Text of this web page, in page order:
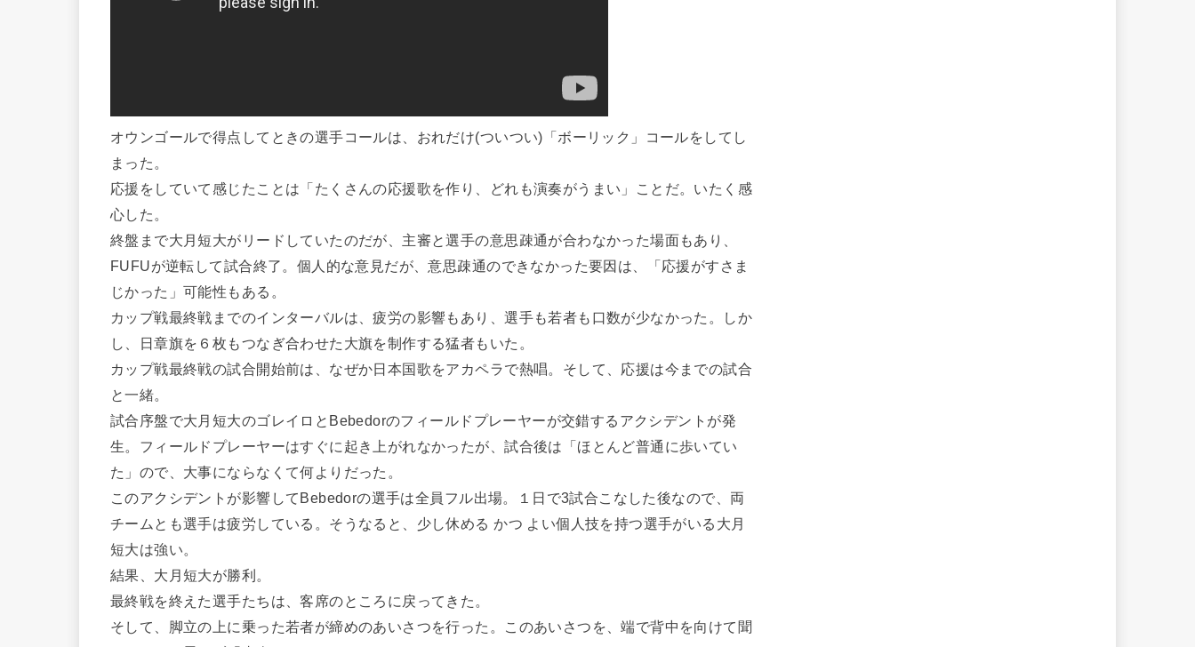
オウンゴールで得点してときの選手コールは、おれだけ(ついつい)「ボーリック」コールをしてし
まった。
応援をしていて感じたことは「たくさんの応援歌を作り、どれも演奏がうまい」ことだ。いたく感
心した。
終盤まで大月短大がリードしていたのだが、主審と選手の意思疎通が合わなかった場面もあり、
FUFUが逆転して試合終了。個人的な意見だが、意思疎通のできなかった要因は、「応援がすさま
じかった」可能性もある。
カップ戦最終戦までのインターバルは、疲労の影響もあり、選手も若者も口数が少なかった。しか
し、日章旗を６枚もつなぎ合わせた大旗を制作する猛者もいた。
カップ戦最終戦の試合開始前は、なぜか日本国歌をアカペラで熱唱。そして、応援は今までの試合
と一緒。
試合序盤で大月短大のゴレイロとBebedorのフィールドプレーヤーが交錯するアクシデントが発
生。フィールドプレーヤーはすぐに起き上がれなかったが、試合後は「ほとんど普通に歩いてい
た」ので、大事にならなくて何よりだった。
このアクシデントが影響してBebedorの選手は全員フル出場。１日で3試合こなした後なので、両
チームとも選手は疲労している。そうなると、少し休める かつ よい個人技を持つ選手がいる大月
短大は強い。
結果、大月短大が勝利。
最終戦を終えた選手たちは、客席のところに戻ってきた。
そして、脚立の上に乗った若者が締めのあいさつを行った。このあいさつを、端で背中を向けて聞